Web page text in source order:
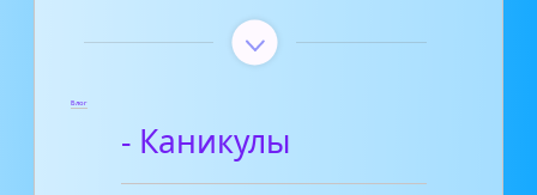
Блог
- Каникулы